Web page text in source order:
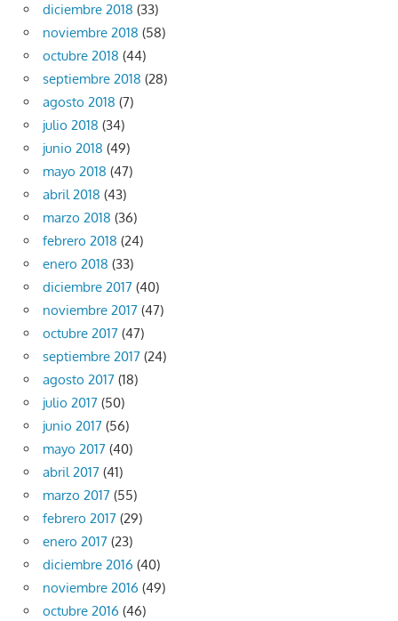
diciembre 2018 (33)
noviembre 2018 (58)
octubre 2018 (44)
septiembre 2018 (28)
agosto 2018 (7)
julio 2018 (34)
junio 2018 (49)
mayo 2018 (47)
abril 2018 (43)
marzo 2018 (36)
febrero 2018 (24)
enero 2018 (33)
diciembre 2017 (40)
noviembre 2017 (47)
octubre 2017 (47)
septiembre 2017 (24)
agosto 2017 (18)
julio 2017 (50)
junio 2017 (56)
mayo 2017 (40)
abril 2017 (41)
marzo 2017 (55)
febrero 2017 (29)
enero 2017 (23)
diciembre 2016 (40)
noviembre 2016 (49)
octubre 2016 (46)